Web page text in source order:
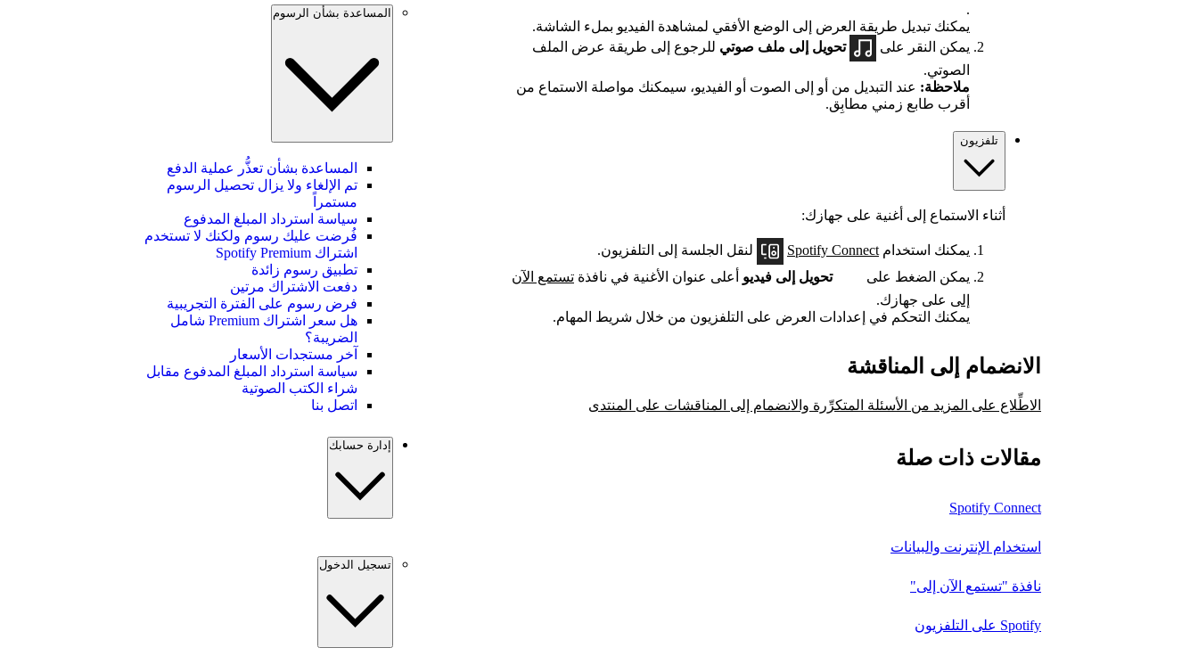
.
يمكنك تبديل طريقة العرض إلى الوضع الأفقي لمشاهدة الفيديو بملء الشاشة.
يمكن النقر على
تحويل إلى ملف صوتي للرجوع إلى طريقة عرض الملف
الصوتي.
ملاحظة: عند التبديل من أو إلى الصوت أو الفيديو، سيمكنك مواصلة الاستماع من
أقرب طابع زمني مطابِق.
تلفزيون
أثناء الاستماع إلى أغنية على جهازك:
يمكنك استخدام Spotify Connect
لنقل الجلسة إلى التلفزيون.
يمكن الضغط على
تحويل إلى فيديو أعلى عنوان الأغنية في نافذة تستمع الآن
إلى على جهازك.
يمكنك التحكم في إعدادات العرض على التلفزيون من خلال شريط المهام.
الانضمام إلى المناقشة
الاطِّلاع على المزيد من الأسئلة المتكرِّرة والانضمام إلى المناقشات على المنتدى
مقالات ذات صلة
Spotify Connect
استخدام الإنترنت والبيانات
نافذة "تستمع الآن إلى"
Spotify على التلفزيون
المساعدة بشأن الرسوم
المساعدة بشأن تعذُّر عملية الدفع
تم الإلغاء ولا يزال تحصيل الرسوم
مستمراً
سياسة استرداد المبلغ المدفوع
فُرضت عليك رسوم ولكنك لا تستخدم
اشتراك Spotify Premium
تطبيق رسوم زائدة
دفعت الاشتراك مرتين
فرض رسوم على الفترة التجريبية
هل سعر اشتراك Premium شامل
الضريبة؟
آخر مستجدات الأسعار
سياسة استرداد المبلغ المدفوع مقابل
شراء الكتب الصوتية
اتصل بنا
إدارة حسابك
تسجيل الدخول